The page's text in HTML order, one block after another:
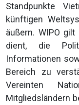
Standpunkte
künftigen
äußern. WIPO
dient, die
Informationen
Bereich zu
Vereinten
Mitgliedsländern